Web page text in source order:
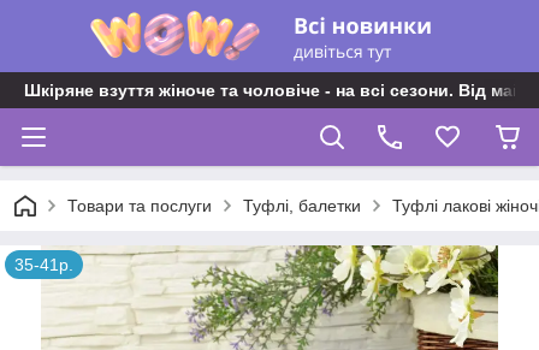
Шкіряне взуття жіноче та чоловіче - на всі сезони. Від
Товари та послуги Туфлі, балетки Туфлі лакові
35-41р.